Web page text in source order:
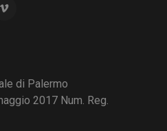
di Palermo
2017 Num. Reg.